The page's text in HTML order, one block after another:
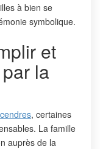
à bien se
symbolique.
et
la
, certaines
La famille
auprès de la